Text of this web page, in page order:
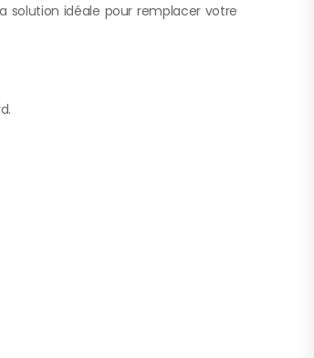
solution idéale pour remplacer votre